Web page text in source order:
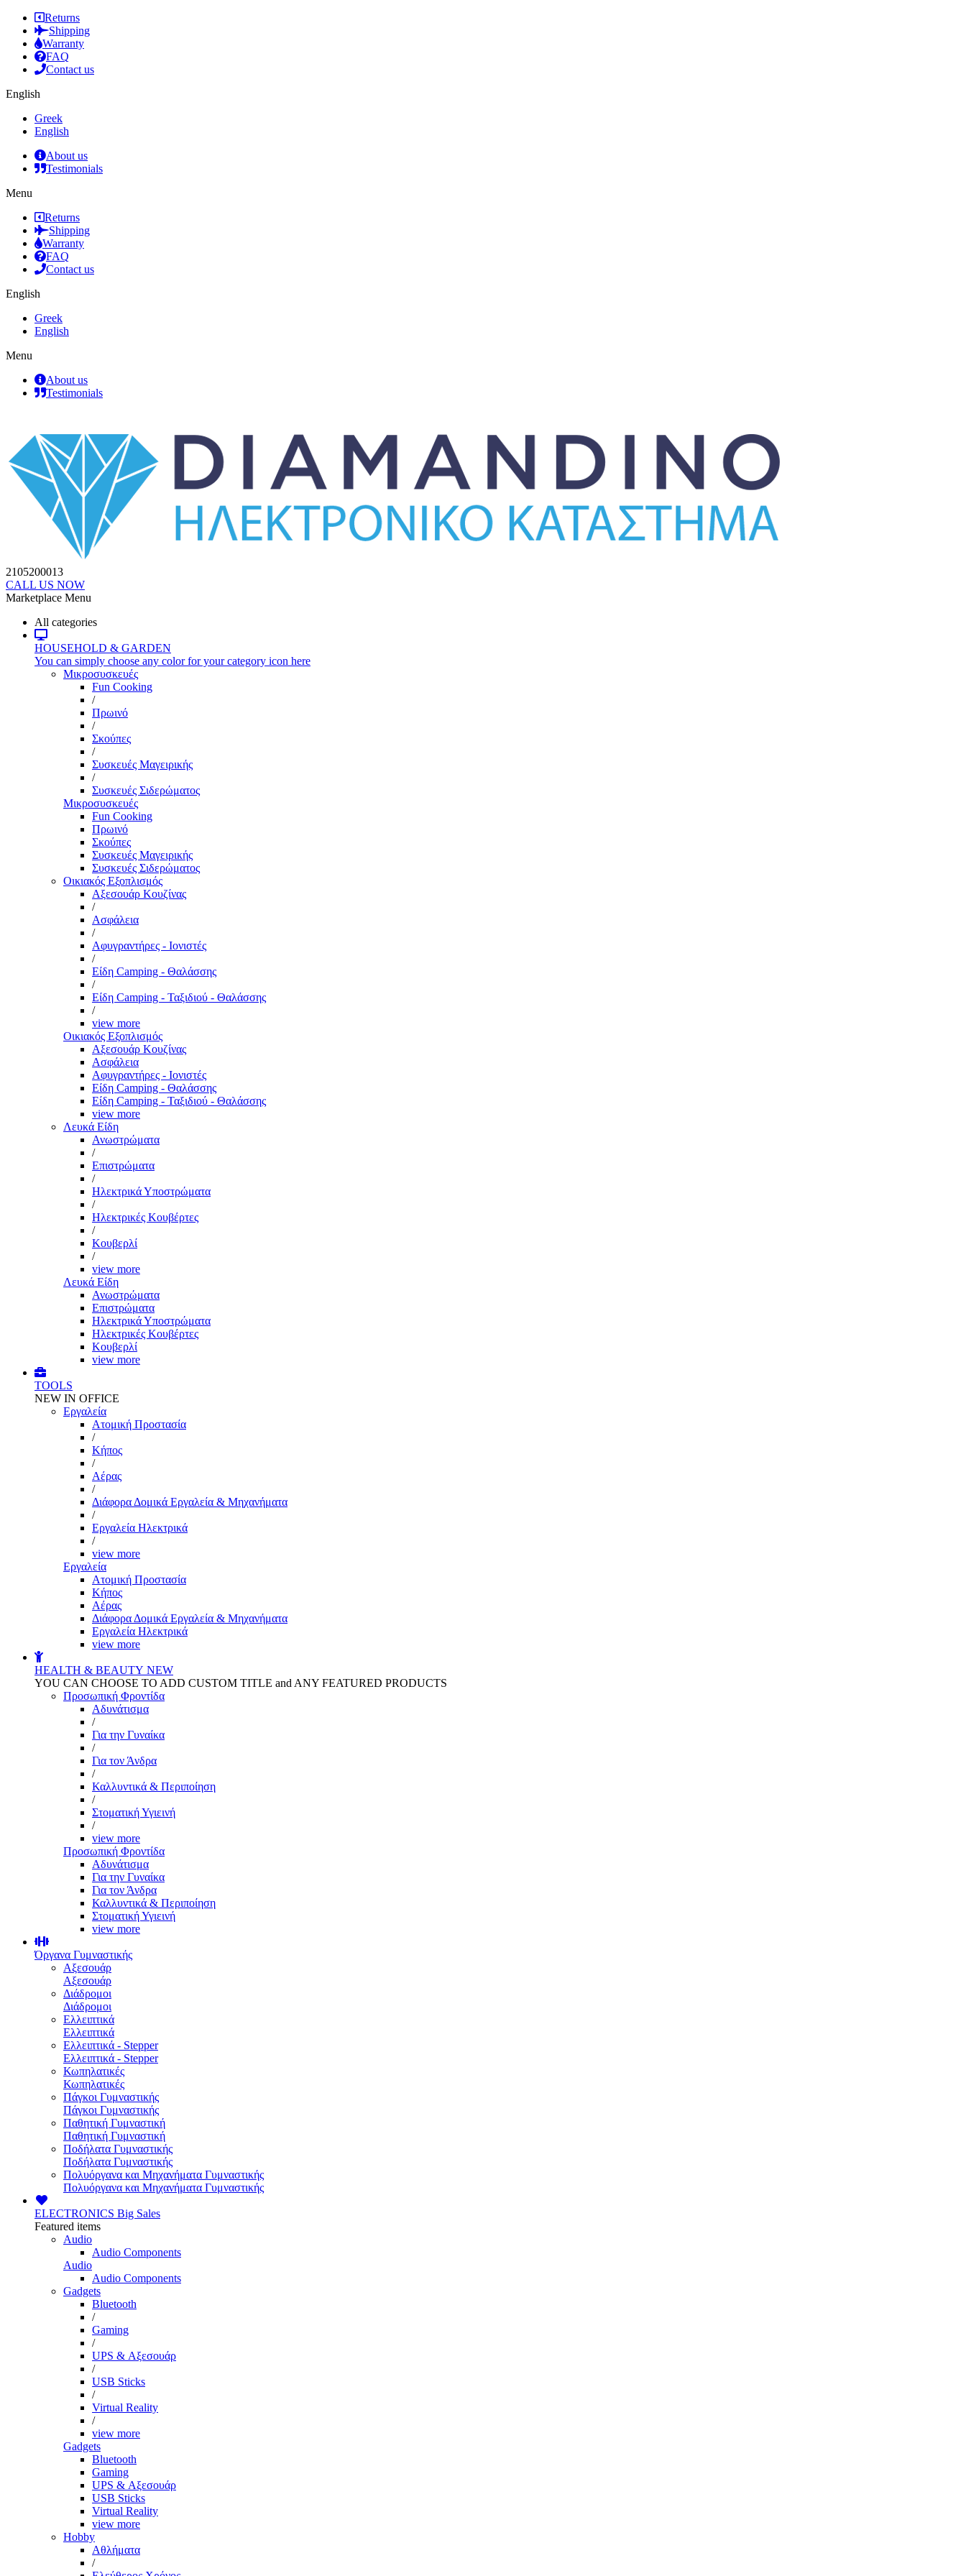
Returns
Shipping
Warranty
FAQ
Contact us
English
Greek
English
About us
Testimonials
Menu
Returns
Shipping
Warranty
FAQ
Contact us
English
Greek
English
Menu
About us
Testimonials
2105200013
CALL US NOW
Marketplace Menu
All categories
HOUSEHOLD & GARDEN
You can simply choose any color for your category icon here
Μικροσυσκευές
Fun Cooking
/
Πρωινό
/
Σκούπες
/
Συσκευές Μαγειρικής
/
Συσκευές Σιδερώματος
Μικροσυσκευές
Fun Cooking
Πρωινό
Σκούπες
Συσκευές Μαγειρικής
Συσκευές Σιδερώματος
Οικιακός Εξοπλισμός
Αξεσουάρ Κουζίνας
/
Ασφάλεια
/
Αφυγραντήρες - Ιονιστές
/
Είδη Camping - Θαλάσσης
/
Είδη Camping - Ταξιδιού - Θαλάσσης
/
view more
Οικιακός Εξοπλισμός
Αξεσουάρ Κουζίνας
Ασφάλεια
Αφυγραντήρες - Ιονιστές
Είδη Camping - Θαλάσσης
Είδη Camping - Ταξιδιού - Θαλάσσης
view more
Λευκά Είδη
Ανωστρώματα
/
Επιστρώματα
/
Ηλεκτρικά Υποστρώματα
/
Ηλεκτρικές Κουβέρτες
/
Κουβερλί
/
view more
Λευκά Είδη
Ανωστρώματα
Επιστρώματα
Ηλεκτρικά Υποστρώματα
Ηλεκτρικές Κουβέρτες
Κουβερλί
view more
TOOLS
NEW IN OFFICE
Εργαλεία
Aτομική Προστασία
/
Kήπος
/
Αέρας
/
Διάφορα Δομικά Εργαλεία & Μηχανήματα
/
Εργαλεία Ηλεκτρικά
/
view more
Εργαλεία
Aτομική Προστασία
Kήπος
Αέρας
Διάφορα Δομικά Εργαλεία & Μηχανήματα
Εργαλεία Ηλεκτρικά
view more
HEALTH & BEAUTY NEW
YOU CAN CHOOSE TO ADD CUSTOM TITLE and ANY FEATURED PRODUCTS
Προσωπική Φροντίδα
Αδυνάτισμα
/
Για την Γυναίκα
/
Για τον Άνδρα
/
Καλλυντικά & Περιποίηση
/
Στοματική Υγιεινή
/
view more
Προσωπική Φροντίδα
Αδυνάτισμα
Για την Γυναίκα
Για τον Άνδρα
Καλλυντικά & Περιποίηση
Στοματική Υγιεινή
view more
Όργανα Γυμναστικής
Αξεσουάρ
Αξεσουάρ
Διάδρομοι
Διάδρομοι
Ελλειπτικά
Ελλειπτικά
Ελλειπτικά - Stepper
Ελλειπτικά - Stepper
Κωπηλατικές
Κωπηλατικές
Πάγκοι Γυμναστικής
Πάγκοι Γυμναστικής
Παθητική Γυμναστική
Παθητική Γυμναστική
Ποδήλατα Γυμναστικής
Ποδήλατα Γυμναστικής
Πολυόργανα και Μηχανήματα Γυμναστικής
Πολυόργανα και Μηχανήματα Γυμναστικής
ELECTRONICS Big Sales
Featured items
Audio
Audio Components
Audio
Audio Components
Gadgets
Bluetooth
/
Gaming
/
UPS & Αξεσουάρ
/
USB Sticks
/
Virtual Reality
/
view more
Gadgets
Bluetooth
Gaming
UPS & Αξεσουάρ
USB Sticks
Virtual Reality
view more
Hobby
Αθλήματα
/